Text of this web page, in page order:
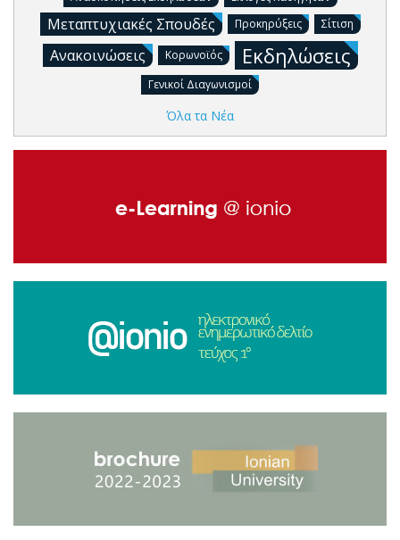
Μεταπτυχιακές Σπουδές Προκηρύξεις Σίτιση
Ανακοινώσεις Κορωνοϊός Εκδηλώσεις
Γενικοί Διαγωνισμοί
Όλα τα Νέα